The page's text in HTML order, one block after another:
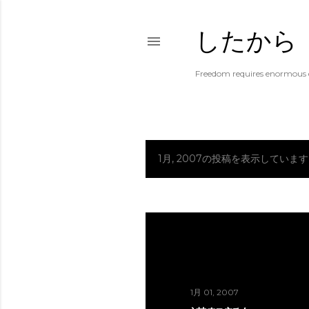
したから
Freedom requires enormous
投1月, 2007の投稿を表示しています
1月 01, 2007